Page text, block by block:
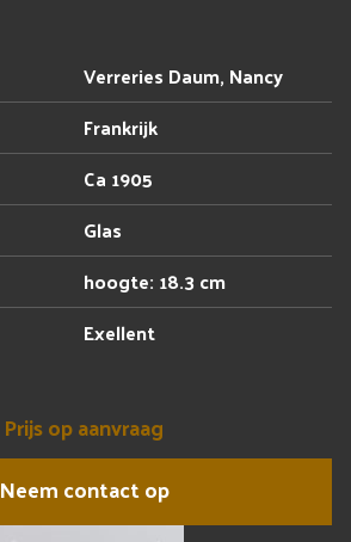
Verreries Daum, Nancy
Frankrijk
Ca 1905
Glas
hoogte: 18.3 cm
Exellent
Prijs op aanvraag
Neem contact op